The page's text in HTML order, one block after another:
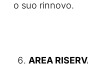
o suo rinnovo.
AREA